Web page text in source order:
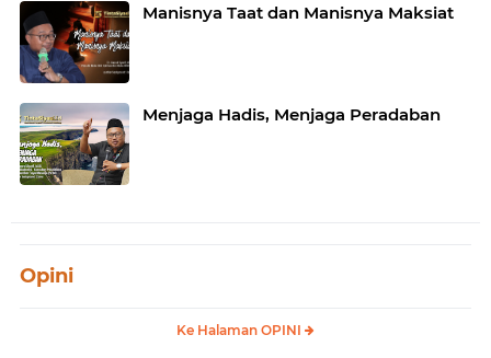
Manisnya Taat dan Manisnya Maksiat
Menjaga Hadis, Menjaga Peradaban
Opini
Ke Halaman OPINI